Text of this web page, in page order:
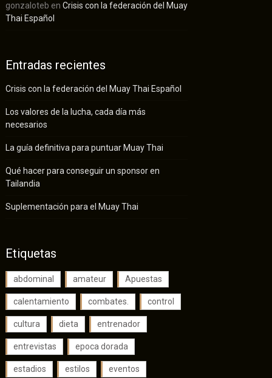
gonzaloteb en Crisis con la federación del Muay
Thai Español
Entradas recientes
Crisis con la federación del Muay Thai Español
Los valores de la lucha, cada día más
necesarios
La guía definitiva para puntuar Muay Thai
Qué hacer para conseguir un sponsor en
Tailandia
Suplementación para el Muay Thai
Etiquetas
abdominal amateur Apuestas
calentamiento combates. control
cultura dieta entrenador
entrevistas epoca dorada
estadios estilos eventos